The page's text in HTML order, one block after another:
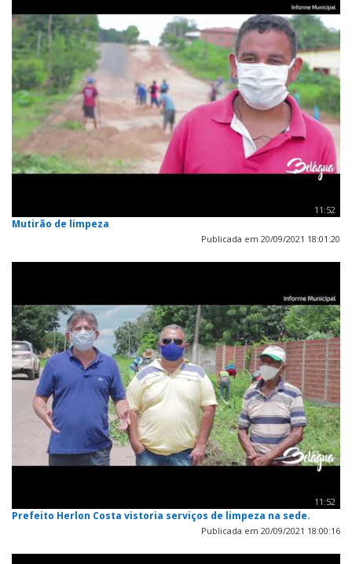
11:52
Mutirão de limpeza
Publicada em 20/09/2021 18:01:20
11:52
Prefeito Herlon Costa vistoria serviços de limpeza na sede.
Publicada em 20/09/2021 18:00:16